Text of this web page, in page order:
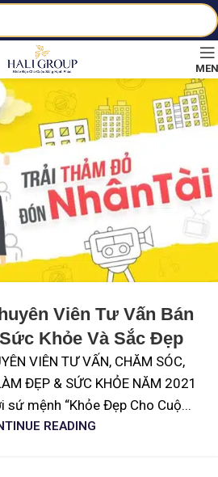
Viên Tư Vấn Bán
Khỏe Và Sắc Đẹp
VIÊN TƯ VẤN, CHĂM SÓC,
ĐẸP & SỨC KHỎE NĂM 2021
sứ mệnh “Khỏe Đẹp Cho Cuộ...
READING